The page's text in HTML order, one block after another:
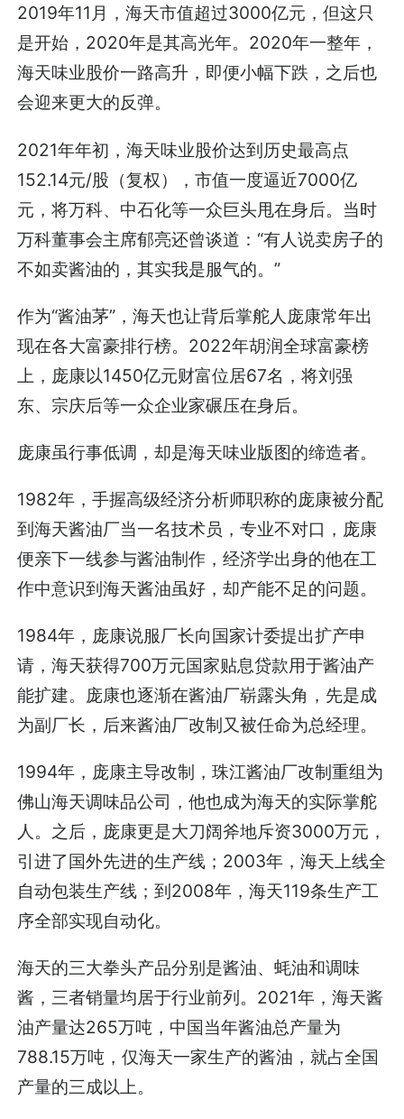
2019年11月，海天市值超过3000亿元，但这只
是开始，2020年是其高光年。2020年一整年，
海天味业股价一路高升，即便小幅下跌，之后也
会迎来更大的反弹。
2021年年初，海天味业股价达到历史最高点
152.14元/股（复权），市值一度逼近7000亿
元，将万科、中石化等一众巨头甩在身后。当时
万科董事会主席郁亮还曾谈道：“有人说卖房子的
不如卖酱油的，其实我是服气的。”
作为“酱油茅”，海天也让背后掌舵人庞康常年出
现在各大富豪排行榜。2022年胡润全球富豪榜
上，庞康以1450亿元财富位居67名，将刘强
东、宗庆后等一众企业家碾压在身后。
庞康虽行事低调，却是海天味业版图的缔造者。
1982年，手握高级经济分析师职称的庞康被分配
到海天酱油厂当一名技术员，专业不对口，庞康
便亲下一线参与酱油制作，经济学出身的他在工
作中意识到海天酱油虽好，却产能不足的问题。
1984年，庞康说服厂长向国家计委提出扩产申
请，海天获得700万元国家贴息贷款用于酱油产
能扩建。庞康也逐渐在酱油厂崭露头角，先是成
为副厂长，后来酱油厂改制又被任命为总经理。
1994年，庞康主导改制，珠江酱油厂改制重组为
佛山海天调味品公司，他也成为海天的实际掌舵
人。之后，庞康更是大刀阔斧地斥资3000万元，
引进了国外先进的生产线；2003年，海天上线全
自动包装生产线；到2008年，海天119条生产工
序全部实现自动化。
海天的三大拳头产品分别是酱油、蚝油和调味
酱，三者销量均居于行业前列。2021年，海天酱
油产量达265万吨，中国当年酱油总产量为
788.15万吨，仅海天一家生产的酱油，就占全国
产量的三成以上。